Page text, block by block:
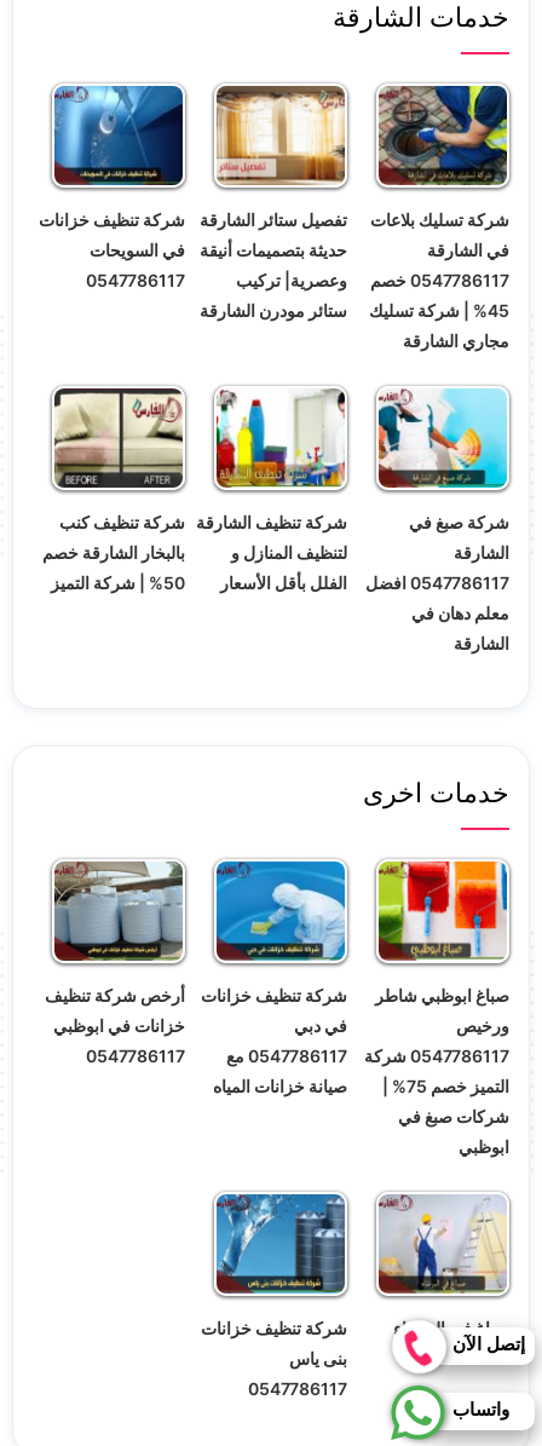
خدمات الشارقة
شركة تسليك بلاعات
في الشارقة
0547786117 خصم
45% | شركة تسليك
مجاري الشارقة
تفصيل ستائر الشارقة
حديثة بتصميمات أنيقة
وعصرية| تركيب
ستائر مودرن الشارقة
شركة تنظيف خزانات
في السويحات
0547786117
شركة صبغ في
الشارقة
0547786117 افضل
معلم دهان في
الشارقة
شركة تنظيف الشارقة
لتنظيف المنازل و
الفلل بأقل الأسعار
شركة تنظيف كنب
بالبخار الشارقة خصم
50% | شركة التميز
خدمات اخرى
صباغ ابوظبي شاطر
ورخيص
0547786117 شركة
التميز خصم 75% |
شركات صبغ في
ابوظبي
شركة تنظيف خزانات
في دبي
0547786117 مع
صيانة خزانات المياه
أرخص شركة تنظيف
خزانات في ابوظبي
0547786117
صباغ في البرشاء
0547786117
شركة تنظيف خزانات
بنى ياس
0547786117
واتساب
إتصل الآن